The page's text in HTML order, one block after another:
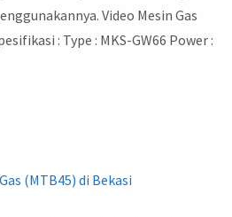
Video Mesin Gas
: Type : MKS-GW66 Power :